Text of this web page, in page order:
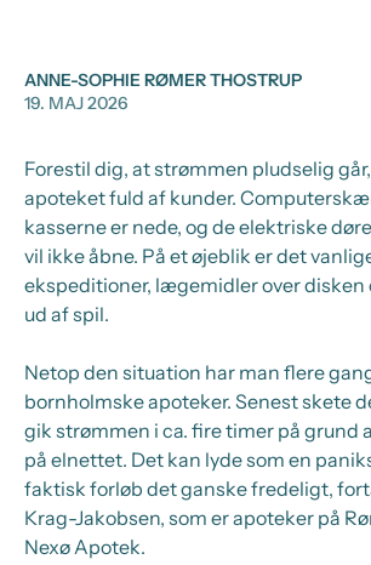
ANNE-SOPHIE RØMER THOSTRUP
19. MAJ 2026
Forestil dig, at strømmen pludselig
apoteket fuld af kunder.
kasserne er nede, og de elektriske
vil ikke åbne. På et øjeblik er det
ekspeditioner, lægemidler over disken
ud af spil.
Netop den situation har man flere
bornholmske apoteker. Senest skete
gik strømmen i ca. fire timer på grund
på elnettet. Det kan lyde som en
faktisk forløb det ganske fredeligt,
Krag-Jakobsen, som er apoteker på
Nexø Apotek.